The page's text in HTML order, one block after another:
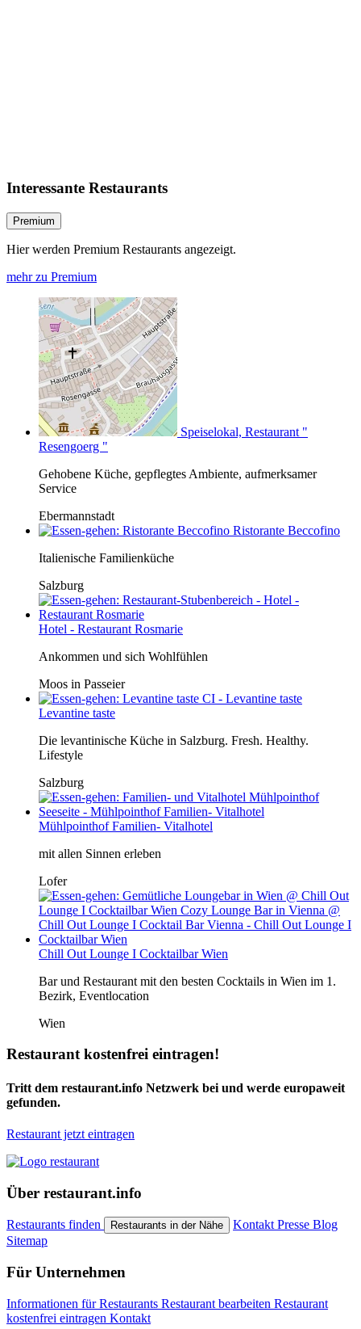
Interessante Restaurants
Premium
Hier werden Premium Restaurants angezeigt.
mehr zu Premium
Speiselokal, Restaurant "
Resengoerg "
Gehobene Küche, gepflegtes Ambiente, aufmerksamer
Service
Ebermannstadt
Ristorante Beccofino
Italienische Familienküche
Salzburg
Hotel - Restaurant Rosmarie
Ankommen und sich Wohlfühlen
Moos in Passeier
Levantine taste
Die levantinische Küche in Salzburg. Fresh. Healthy.
Lifestyle
Salzburg
Mühlpointhof Familien- Vitalhotel
mit allen Sinnen erleben
Lofer
Chill Out Lounge I Cocktailbar Wien
Bar und Restaurant mit den besten Cocktails in Wien im 1.
Bezirk, Eventlocation
Wien
Restaurant kostenfrei eintragen!
Tritt dem restaurant.info Netzwerk bei und werde europaweit
gefunden.
Restaurant jetzt eintragen
Über restaurant.info
Restaurants finden Restaurants in der Nähe KontaktPresse Blog
Sitemap
Für Unternehmen
Informationen für Restaurants Restaurant bearbeiten Restaurant
kostenfrei eintragen Kontakt